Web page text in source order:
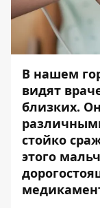
В нашем
видят
близких.
стойко
этого